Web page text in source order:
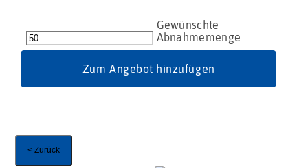
/
lose
Menge
Zum Angebot hinzufügen
< Zurück